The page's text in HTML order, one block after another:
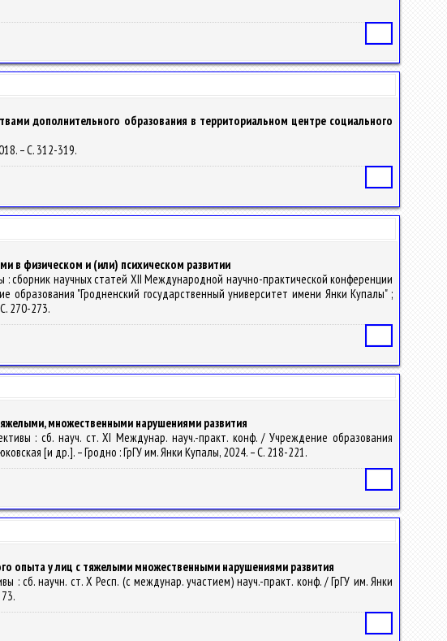
дополнительного образования в территориальном центре социального
– С. 312-319.
в физическом и (или) психическом развитии
сборник научных статей XII Международной научно-практической конференции
"Гродненский государственный университет имени Янки Купалы" ;
270-273.
множественными нарушениями развития
: сб. науч. ст. XI Междунар. науч.-практ. конф. / Учреждение образования
[и др.]. – Гродно : ГрГУ им. Янки Купалы, 2024. – С. 218-221.
опыта у лиц с тяжелыми множественными нарушениями развития
: сб. научн. ст. X Респ. (с междунар. участием) науч.-практ. конф. / ГрГУ им. Янки